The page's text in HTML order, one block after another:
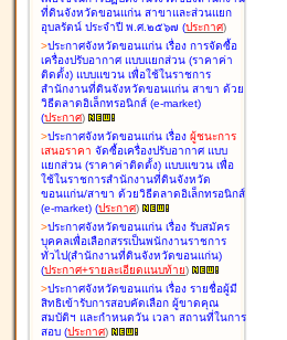
ที่ดินจังหวัดขอนแก่น สาขาและส่วนแยก
อุบลรัตน์ ประจำปี พ.ศ.๒๕๖๗ (ประกาศ)
>ประกาศจังหวัดขอนแก่น เรื่อง การจัดซื้อ
เครื่องปรับอากาศ แบบแยกส่วน (ราคาค่า
ติดตั้ง) แบบแขวน เพื่อใช้ในราชการ
สำนักงานที่ดินจังหวัดขอนแก่น สาขา ด้วย
วิธีตลาดอิเล็กทรอนิกส์ (e-market)
(ประกาศ)
>ประกาศจังหวัดขอนแก่น เรื่อง ผู้ชนะการ
เสนอราคา จัดซื้อเครื่องปรับอากาศ แบบ
แยกส่วน (ราคาค่าติดตั้ง) แบบแขวน เพื่อ
ใช้ในราชการสำนักงานที่ดินจังหวัด
ขอนแก่น/สาขา ด้วยวิธีตลาดอิเล็กทรอนิกส์
(e-market) (ประกาศ)
>ประกาศจังหวัดขอนแก่น เรื่อง รับสมัคร
บุคคลเพื่อเลือกสรรเป็นพนักงานราชการ
ทั่วไป(สำนักงานที่ดินจังหวัดขอนแก่น)
(ประกาศ+รายละเอียดแนบท้าย)
>ประกาศจังหวัดขอนแก่น เรื่อง รายชื่อผู้มี
สิทธิเข้ารับการสอบคัดเลือก ผู้ขาดคุณ
สมบัติฯ และกำหนดวัน เวลา สถานที่ในการ
สอบ (ประกาศ)